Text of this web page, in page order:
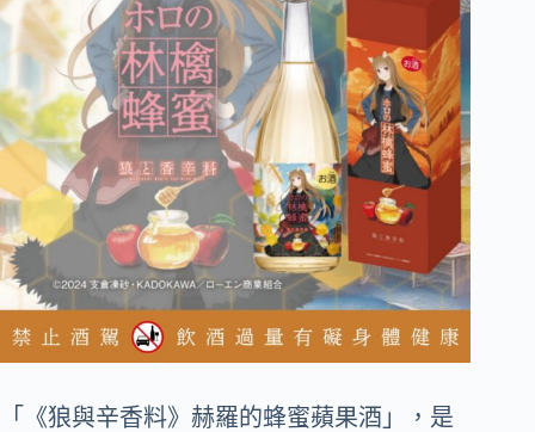
「《狼與辛香料》赫羅的蜂蜜蘋果酒」，是